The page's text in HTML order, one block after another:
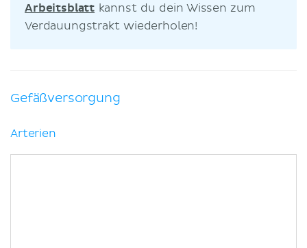
Arbeitsblatt kannst du dein Wissen zum
Verdauungstrakt wiederholen!
Gefäßversorgung
Arterien